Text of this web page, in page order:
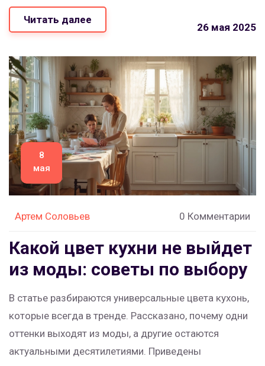
чтобы не переплатить и нанять того, кто
действительно поможет с твоей квартирой. Есть
для экономии. Материал поможет понять, чего
ожидать и на чём можно сэкономить без потери
качества.
Читать далее
26 мая 2025
8
мая
Артем Соловьев 0 Комментарии
Какой цвет кухни не выйдет
из моды: советы по выбору
В статье разбираются универсальные цвета кухонь,
которые всегда в тренде. Рассказано, почему одни
оттенки выходят из моды, а другие остаются
актуальными десятилетиями. Приведены